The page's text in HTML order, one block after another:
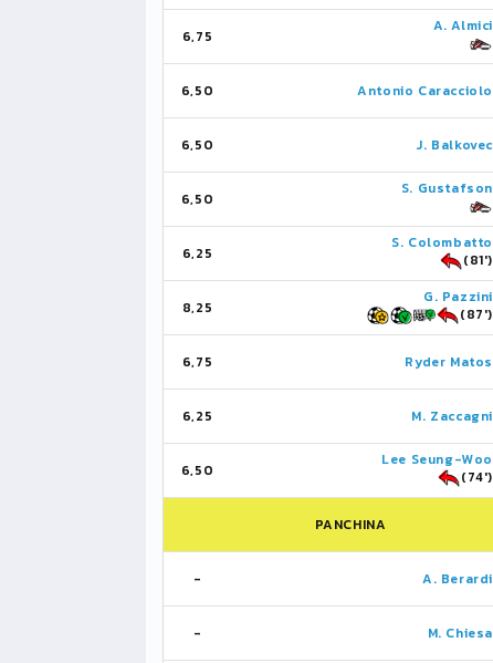
6,75
A. Almici
6,50 Antonio Caracciolo
6,50 J. Balkovec
6,50
S. Gustafson
6,25
S. Colombatto
(81')
8,25
G. Pazzini
(87')
6,75 Ryder Matos
6,25 M. Zaccagni
6,50
Lee Seung-Woo
(74')
PANCHINA
- A. Berardi
- M. Chiesa